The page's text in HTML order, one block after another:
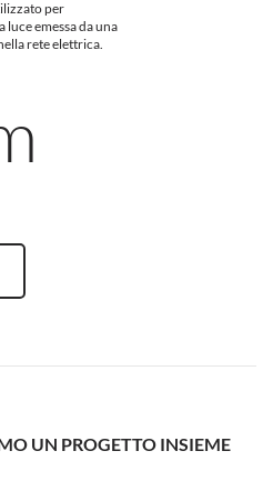
per
emessa da una
rete elettrica.
UN PROGETTO INSIEME